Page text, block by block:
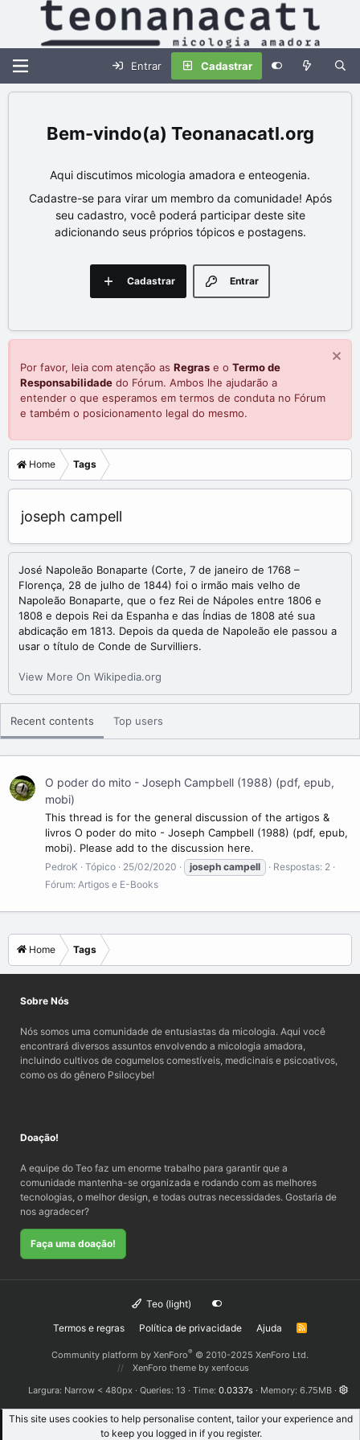
Entrar Cadastrar
Teonanacatl.org
Aqui discutimos micologia amadora e enteogenia.
Cadastre-se para virar um membro da comunidade! Após
seu cadastro, você poderá participar deste site
adicionando seus próprios tópicos e postagens.
Entrar
Cadastrar
Por favor, leia com atenção as Regras e o Termo de
Responsabilidade do Fórum. Ambos lhe ajudarão a
entender o que esperamos em termos de conduta no Fórum
e também o posicionamento legal do mesmo.
Home Tags
joseph campell
José Napoleão Bonaparte (Corte, 7 de janeiro de 1768 –
Florença, 28 de julho de 1844) foi o irmão mais velho de
Napoleão Bonaparte, que o fez Rei de Nápoles entre 1806 e
1808 e depois Rei da Espanha e das Índias de 1808 até sua
abdicação em 1813. Depois da queda de Napoleão ele passou a
usar o título de Conde de Survilliers.
View More On Wikipedia.org
Recent contents Top users
O poder do mito - Joseph Campbell (1988) (pdf, epub,
mobi)
This thread is for the general discussion of the artigos &
livros O poder do mito - Joseph Campbell (1988) (pdf, epub,
mobi). Please add to the discussion here.
PedroK Tópico 25/02/2020 joseph campell
Respostas: 2
Fórum: Artigos e E-Books
Home Tags
Sobre Nós
Nós somos uma comunidade de entusiastas da micologia. Aqui você
encontrará diversos assuntos envolvendo a micologia amadora,
incluindo cultivos de cogumelos comestíveis, medicinais e psicoativos,
como os do gênero Psilocybe!
Doação!
A equipe do Teo faz um enorme trabalho para garantir que a
comunidade mantenha-se organizada e rodando com as melhores
tecnologias, o melhor design, e todas outras necessidades. Gostaria de
nos agradecer?
Faça uma doação!
Teo (light)
Termos e regras
Política de privacidade Ajuda
R
Community platform by XenForo® © 2010-2025 XenForo Ltd.
XenForo theme by xenfocus
Largura
Queries 13 Time 0.0337s Memory 6.75MB
This site uses cookies to help personalise content, tailor your experience and
to keep you logged in if you register.